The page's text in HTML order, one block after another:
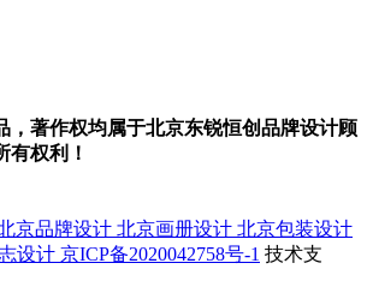
，著作权均属于北京东锐恒创品牌设计顾
有权利！
京品牌设计 北京画册设计 北京包装设计
设计 京ICP备2020042758号-1 技术支